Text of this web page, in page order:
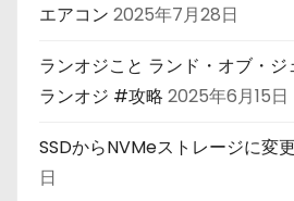
エアコン 2025年7月28日
ランオジこと ランド・オブ・
ランオジ #攻略 2025年6月15日
SSDからNVMeストレージに変
日